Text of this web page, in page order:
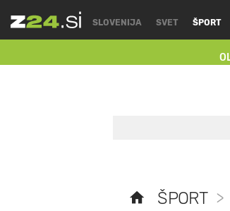
SLOVENIJA SVET ŠPORT
ŠPORT >